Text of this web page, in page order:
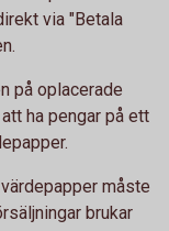
via "Betala
på oplacerade
ha pengar på ett
måste
brukar